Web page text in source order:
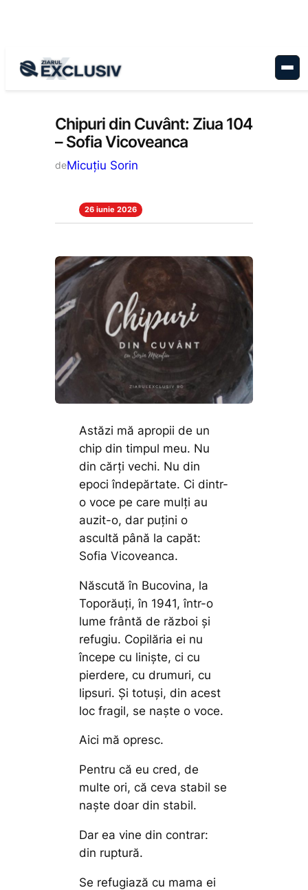
Cultură, Stiri la zi
Chipuri din Cuvânt: Ziua 104
– Sofia Vicoveanca
deMicuțiu Sorin
26 iunie 2026
Astăzi mă apropii de un
chip din timpul meu. Nu
din cărți vechi. Nu din
epoci îndepărtate. Ci dintr-
o voce pe care mulți au
auzit-o, dar puțini o
ascultă până la capăt:
Sofia Vicoveanca.
Născută în Bucovina, la
Toporăuți, în 1941, într-o
lume frântă de război și
refugiu. Copilăria ei nu
începe cu liniște, ci cu
pierdere, cu drumuri, cu
lipsuri. Și totuși, din acest
loc fragil, se naște o voce.
Aici mă opresc.
Pentru că eu cred, de
multe ori, că ceva stabil se
naște doar din stabil.
Dar ea vine din contrar:
din ruptură.
Se refugiază cu mama ei